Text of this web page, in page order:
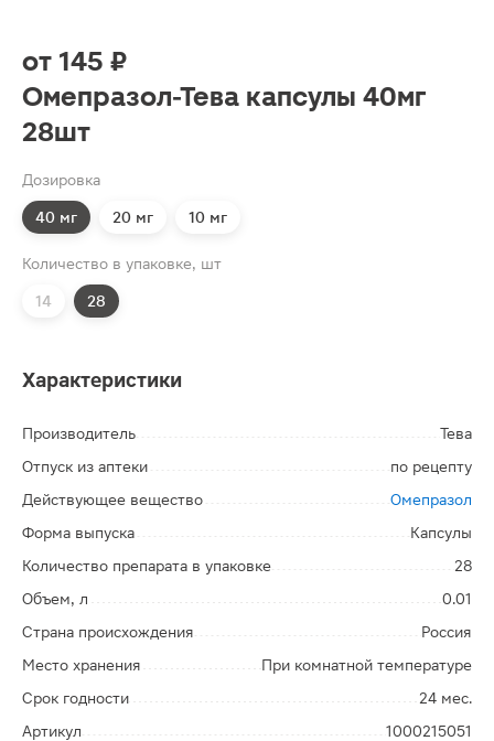
от 145 ₽
Омепразол-Тева капсулы 40мг
28шт
Дозировка
40 мг 20 мг 10 мг
Количество в упаковке, шт
14 28
Характеристики
Производитель
Тева
Отпуск из аптеки
по рецепту
Действующее вещество
Омепразол
Форма выпуска
Капсулы
Количество препарата в упаковке
28
Объем, л
0.01
Страна происхождения
Россия
Место хранения
При комнатной температуре
Срок годности
24 мес.
Артикул
1000215051